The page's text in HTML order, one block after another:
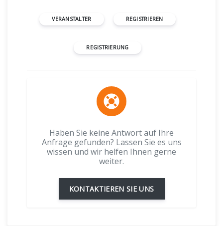
VERANSTALTER REGISTRIEREN
REGISTRIERUNG
Haben Sie keine Antwort auf Ihre
Anfrage gefunden? Lassen Sie es uns
wissen und wir helfen Ihnen gerne
weiter.
KONTAKTIEREN SIE UNS